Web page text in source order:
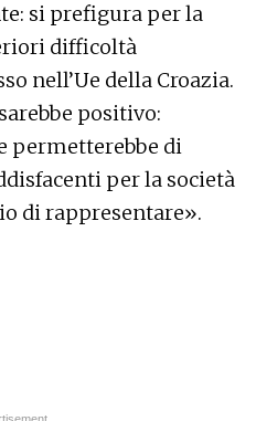
si prefigura per la
difficoltà
nell’Ue della Croazia.
positivo:
permetterebbe di
per la società
di rappresentare».